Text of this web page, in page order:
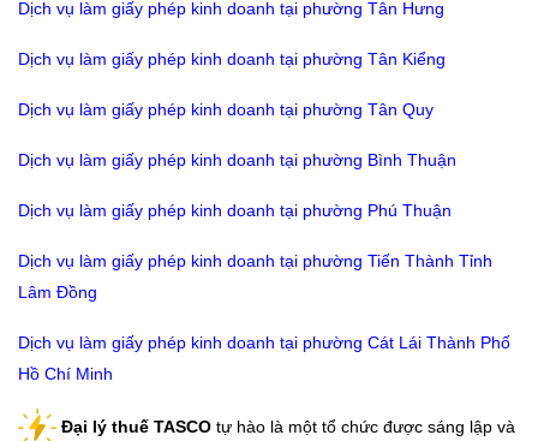
Dịch vụ làm giấy phép kinh doanh tại phường Tân Hưng
Dịch vụ làm giấy phép kinh doanh tại phường Tân Kiểng
Dịch vụ làm giấy phép kinh doanh tại phường Tân Quy
Dịch vụ làm giấy phép kinh doanh tại phường Bình Thuận
Dịch vụ làm giấy phép kinh doanh tại phường Phú Thuận
Dịch vụ làm giấy phép kinh doanh tại phường Tiến Thành Tỉnh
Lâm Đồng
Dịch vụ làm giấy phép kinh doanh tại phường Cát Lái Thành Phố
Hồ Chí Minh
Đại lý thuế TASCO tự hào là một tổ chức được sáng lập và